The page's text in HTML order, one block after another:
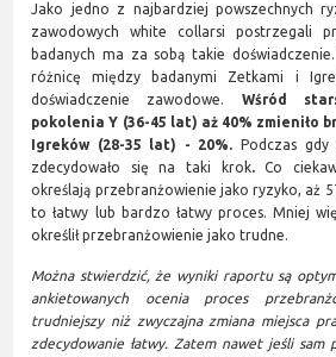
Jako jedno z najbardziej powszechnych
zawodowych white collarsi postrzegali
badanych ma za sobą takie
różnicę między badanymi Zetkami i
doświadczenie zawodowe. Wśród
pokolenia Y (36-45 lat) aż 40% zmieniło
Igreków (28-35 lat) - 20%. Podczas
zdecydowało się na taki krok.Co
określają przebranżowienie jako ryzyko, aż
to łatwy lub bardzo łatwy proces. Mniej
określił przebranżowienie jako trudne.
Można stwierdzić, że wyniki raportu są
ankietowanych ocenia proces
trudniejszy niż zwyczajna zmiana miejsca
zdecydowanie łatwy. Zatem nawet jeśli sam